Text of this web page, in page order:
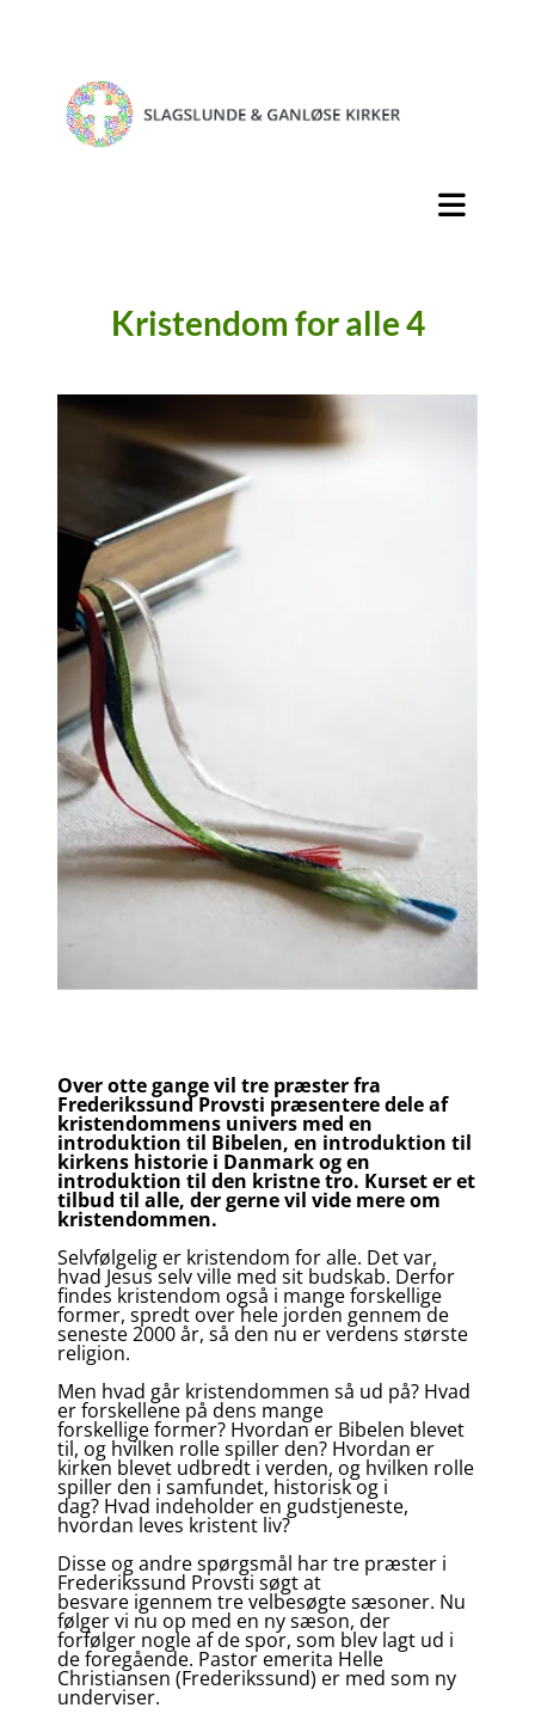
Kristendom for alle 4
Over otte gange vil tre præster fra
Frederikssund Provsti præsentere dele af
kristendommens univers med en
introduktion til Bibelen, en introduktion til
kirkens historie i Danmark og en
introduktion til den kristne tro. Kurset er et
tilbud til alle, der gerne vil vide mere om
kristendommen.
Selvfølgelig er kristendom for alle. Det var,
hvad Jesus selv ville med sit budskab. Derfor
findes kristendom også i mange forskellige
former, spredt over hele jorden gennem de
seneste 2000 år, så den nu er verdens største
religion.
Men hvad går kristendommen så ud på? Hvad
er forskellene på dens mange
forskellige former? Hvordan er Bibelen blevet
til, og hvilken rolle spiller den? Hvordan er
kirken blevet udbredt i verden, og hvilken rolle
spiller den i samfundet, historisk og i
dag? Hvad indeholder en gudstjeneste,
hvordan leves kristent liv?
Disse og andre spørgsmål har tre præster i
Frederikssund Provsti søgt at
besvare igennem tre velbesøgte sæsoner. Nu
følger vi nu op med en ny sæson, der
forfølger nogle af de spor, som blev lagt ud i
de foregående. Pastor emerita Helle
Christiansen (Frederikssund) er med som ny
underviser.